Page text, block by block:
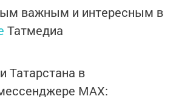
важным и интересным в
Татмедиа
Татарстана в
MАХ: